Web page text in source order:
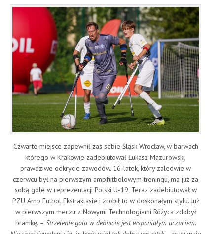
Czwarte miejsce zapewnił zaś sobie Śląsk Wrocław, w barwach
którego w Krakowie zadebiutował Łukasz Mazurowski,
prawdziwe odkrycie zawodów. 16-latek, który zaledwie w
czerwcu był na pierwszym ampfutbolowym treningu, ma już za
sobą gole w reprezentacji Polski U-19. Teraz zadebiutował w
PZU Amp Futbol Ekstraklasie i zrobił to w doskonałym stylu. Już
w pierwszym meczu z Nowymi Technologiami Różyca zdobył
bramkę. – Strzelenie gola w debiucie jest wspaniałym uczuciem.